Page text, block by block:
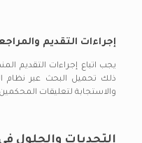
إجراءات التقديم
يجب اتباع إجراءات التقديم
ذلك تحميل البحث عبر نظام
والاستجابة لتعليقات
التحديات والحلول